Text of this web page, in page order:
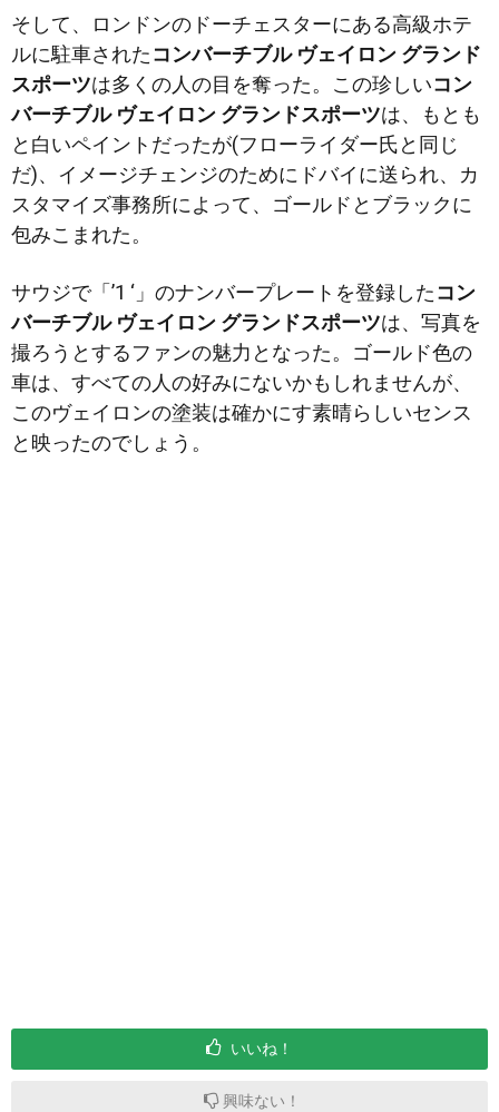
そして、ロンドンのドーチェスターにある高級ホテ
ルに駐車されたコンバーチブル ヴェイロン グランド
スポーツは多くの人の目を奪った。この珍しいコン
バーチブル ヴェイロン グランドスポーツは、もとも
と白いペイントだったが(フローライダー氏と同じ
だ)、イメージチェンジのためにドバイに送られ、 カ
スタマイズ事務所によって、ゴールドとブラックに
包みこまれた。
サウジで「’1 ‘」のナンバープレートを登録したコン
バーチブル ヴェイロン グランドスポーツは、 写真を
撮ろうとするファンの魅力となった。 ゴールド色の
車は、すべての人の好みにないかもしれませんが、
このヴェイロンの塗装は確かにす素晴らしいセンス
と映ったのでしょう。
いいね！
興味ない！